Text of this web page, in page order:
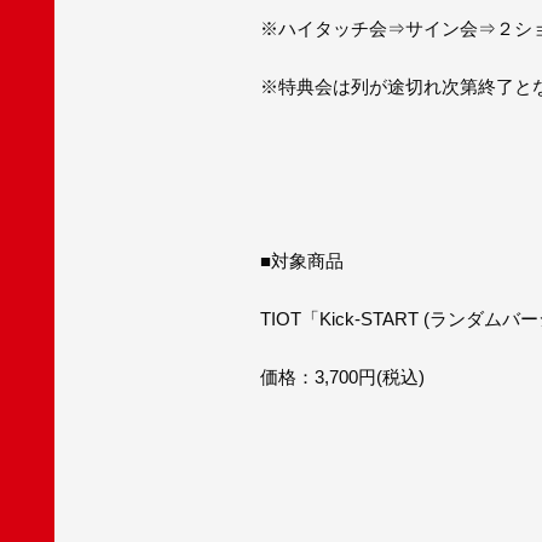
※ハイタッチ会⇒サイン会⇒２シ
※特典会は列が途切れ次第終了と
■対象商品
TIOT「Kick-START (ランダムバ
価格：3,700円(税込)